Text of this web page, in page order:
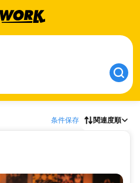
条件保存 関連度順